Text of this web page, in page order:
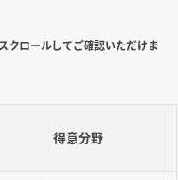
クロールしてご確認いただけま
得意分野